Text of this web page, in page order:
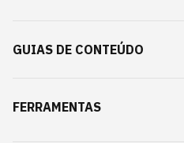
GUIAS DE CONTEÚDO
FERRAMENTAS